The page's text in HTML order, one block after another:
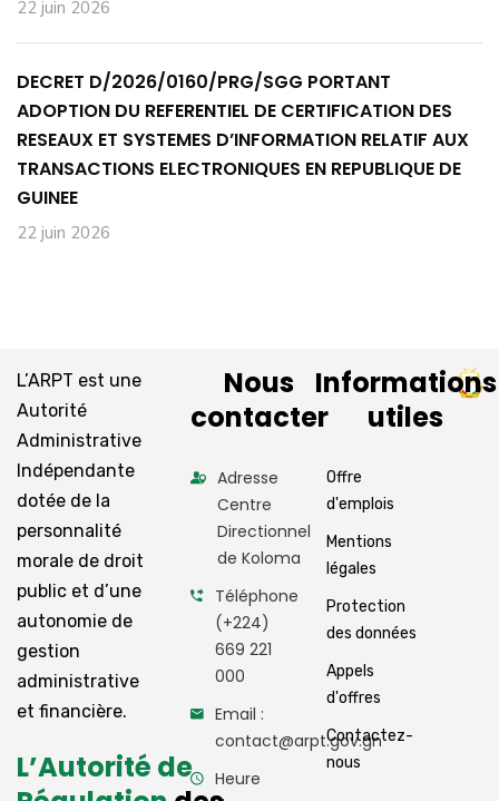
22 juin 2026
DECRET D/2026/0160/PRG/SGG PORTANT
ADOPTION DU REFERENTIEL DE CERTIFICATION DES
RESEAUX ET SYSTEMES D’INFORMATION RELATIF AUX
TRANSACTIONS ELECTRONIQUES EN REPUBLIQUE DE
GUINEE
22 juin 2026
L’ARPT est une
Autorité
Administrative
Indépendante
dotée de la
personnalité
morale de droit
public et d’une
autonomie de
gestion
administrative
et financière.
L’Autorité de
Nous
contacter
Adresse
Centre
Directionnel
de Koloma
Téléphone
(+224)
669 221
000
Email :
contact@arpt.gov.gn
Heure
Informations
utiles
Offre
d'emplois
Mentions
légales
Protection
des données
Appels
d'offres
Contactez-
nous